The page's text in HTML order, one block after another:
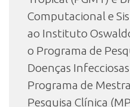
Computacional e
ao Instituto
o Programa de
Doenças
Programa de
Pesquisa Clínica